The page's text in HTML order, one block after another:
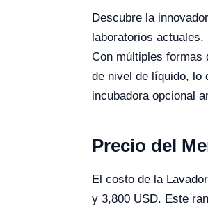
Descubre la
laboratorios
Con múltiples formas
de nivel de líquido, lo
incubadora opcional
Precio del
El costo de la
y 3,800 USD. Este